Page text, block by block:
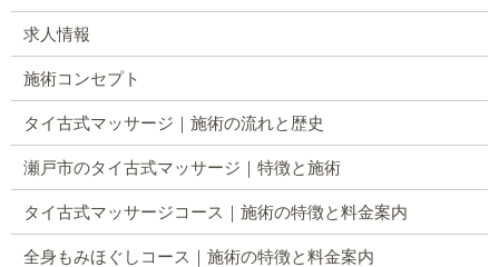
求人情報
施術コンセプト
タイ古式マッサージ｜施術の流れと歴史
瀬戸市のタイ古式マッサージ｜特徴と施術
タイ古式マッサージコース｜施術の特徴と料金案内
全身もみほぐしコース｜施術の特徴と料金案内